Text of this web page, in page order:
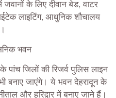
के लिए दीवान बेड, वाटर
लाइटिंग, आधुनिक शौचालय
भवन
जिलों की रिजर्व पुलिस लाइन
बनाए जाएंगे। ये भवन देहरादून के
और हरिद्वार में बनाए जाने हैं।